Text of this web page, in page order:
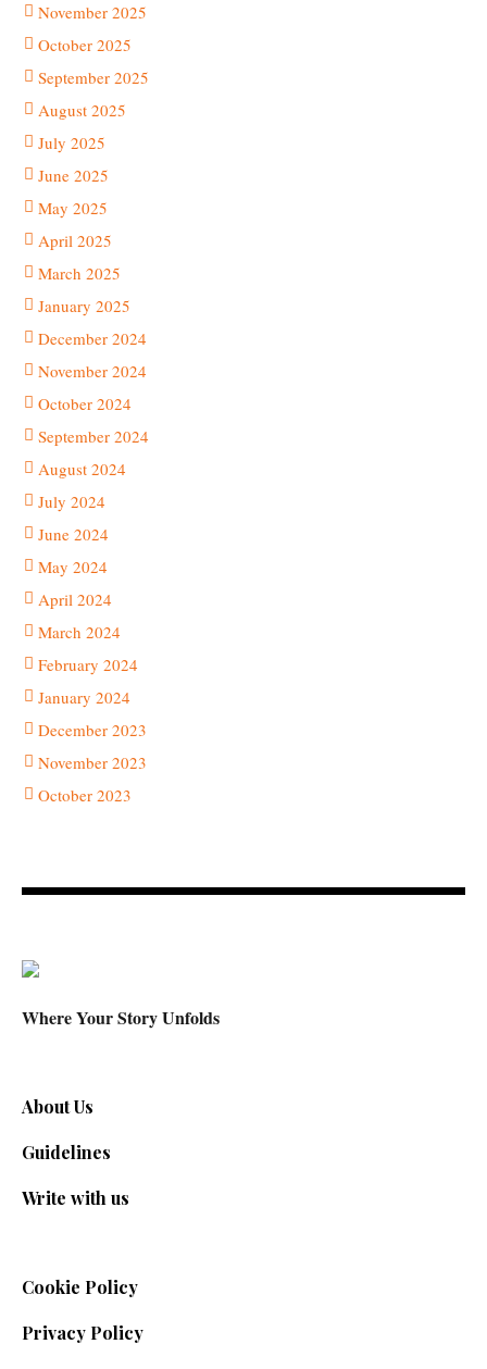
November 2025
October 2025
September 2025
August 2025
July 2025
June 2025
May 2025
April 2025
March 2025
January 2025
December 2024
November 2024
October 2024
September 2024
August 2024
July 2024
June 2024
May 2024
April 2024
March 2024
February 2024
January 2024
December 2023
November 2023
October 2023
Where Your Story Unfolds
About Us
Guidelines
Write with us
Cookie Policy
Privacy Policy